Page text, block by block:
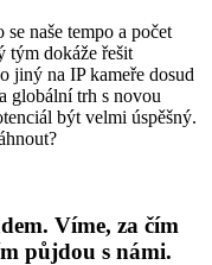
naše tempo a počet
tým dokáže řešit
jiný na IP kameře dosud
globální trh s novou
být velmi úspěšný.
Víme, za čím
půjdou s námi.